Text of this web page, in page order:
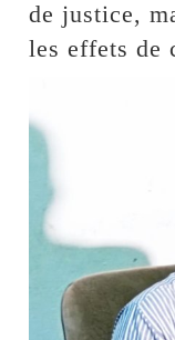
de justice,
les effets de